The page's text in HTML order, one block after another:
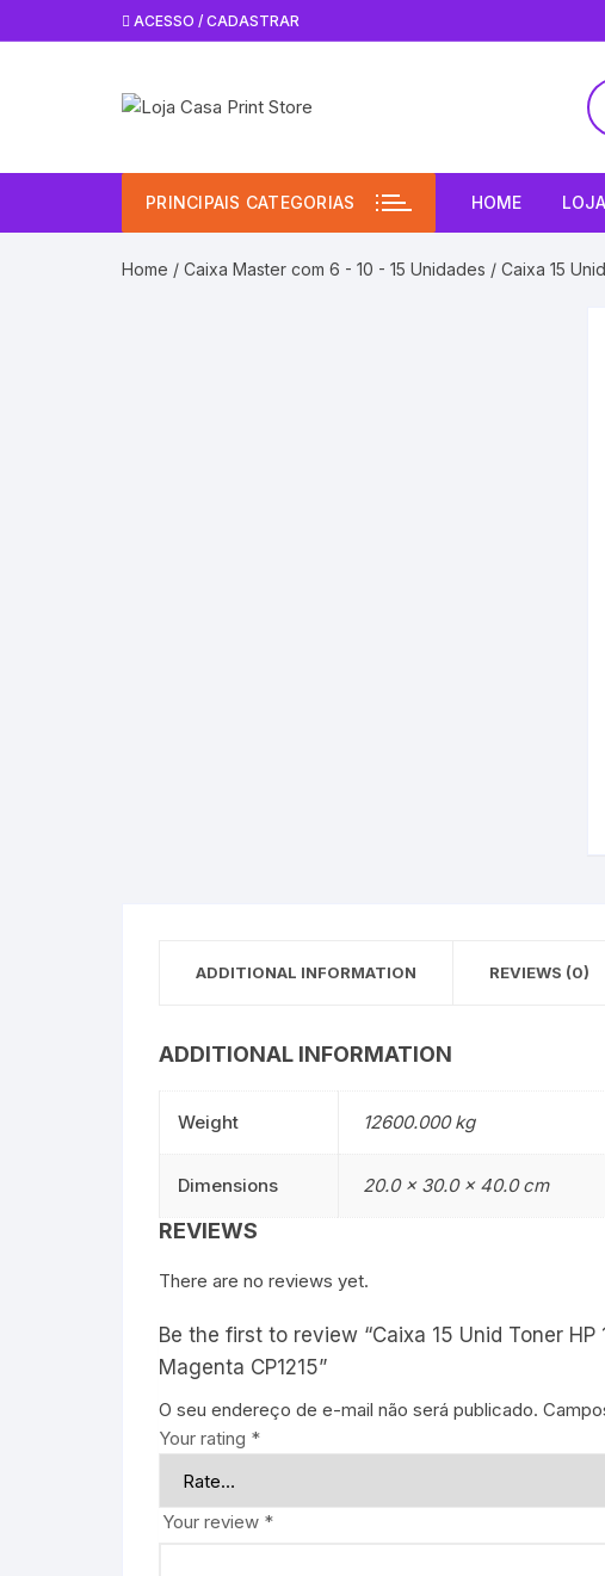
para
ACESSO / CADASTRAR
PRINCIPAIS CATEGORIAS HOME LOJA
Home / Caixa Master com 6 - 10 - 15 Unidades / Caixa 15
ADDITIONAL INFORMATION REVIEWS (0)
ADDITIONAL INFORMATION
Weight 12600.000 kg
Dimensions 20.0 × 30.0 × 40.0 cm
REVIEWS
There are no reviews yet.
Be the first to review “Caixa 15 Unid Toner
Magenta CP1215”
O seu endereço de e-mail não será publicado.
Your rating *
Your review *